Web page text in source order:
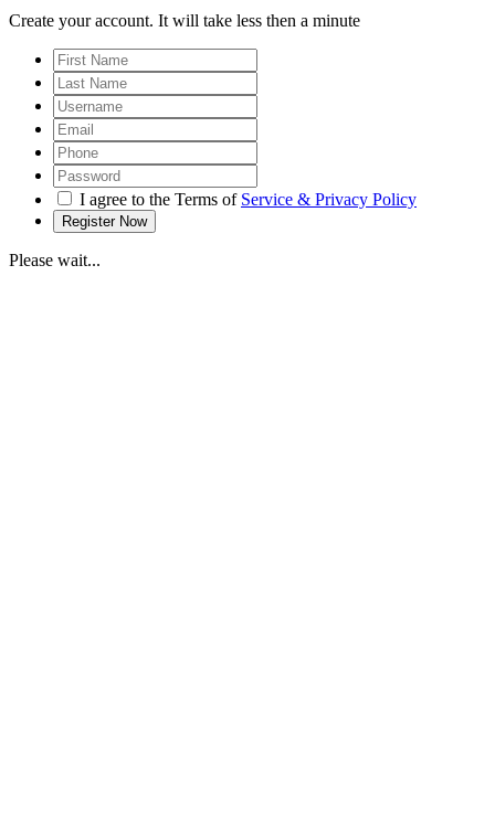
Create your account. It will take less then a minute
I agree to the Terms of Service & Privacy Policy
Please wait...